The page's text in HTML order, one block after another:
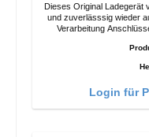
Dieses Original Ladegerät
und zuverlässsig wieder auf. Adapter Original
Verarbeitung
Login für